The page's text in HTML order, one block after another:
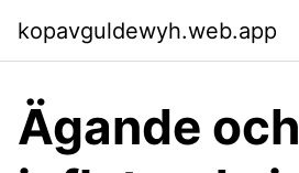
kopavguldewyh.web.app
Ägande och